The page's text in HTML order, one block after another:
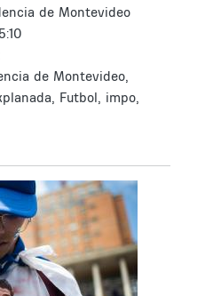
de Montevideo
de Montevideo,
Futbol, impo,